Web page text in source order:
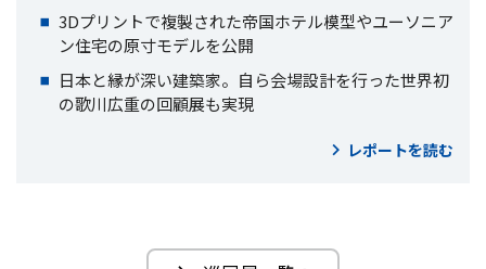
3Dプリントで複製された帝国ホテル模型やユーソニア
ン住宅の原寸モデルを公開
日本と縁が深い建築家。自ら会場設計を行った世界初
の歌川広重の回顧展も実現
レポートを読む